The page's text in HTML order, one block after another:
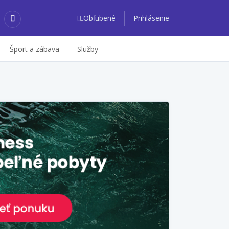
Obľubené Prihlásenie
Šport a zábava Služby